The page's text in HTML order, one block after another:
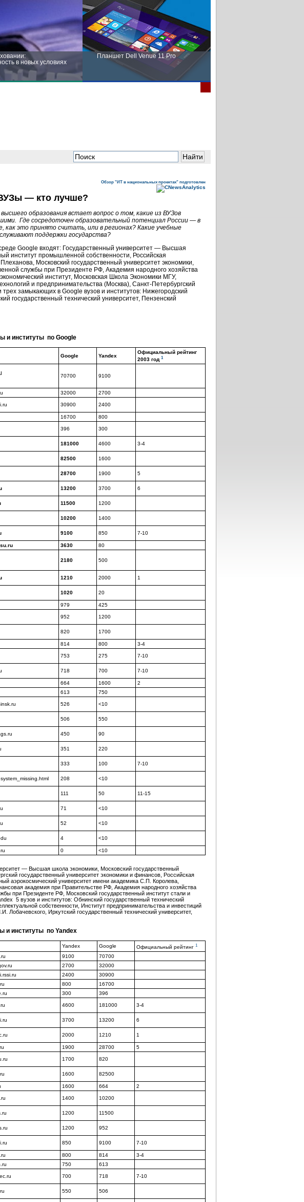
в новых условиях
Планшет Dell Venue 11 Pro
Обзор "ИТ в национальных проектах" подготовлен
— кто лучше?
образования встает вопрос о том, какие из ВУЗов
Где сосредоточен образовательный потенциал России — в
как это принято считать, или в регионах? Какие учебные
поддержки государства?
Google входят: Государственный университет — Высшая
институт промышленной собственности, Российская
Московский государственный университет экономики,
службы при Президенте РФ, Академия народного хозяйства
институт, Московская Школа Экономики МГУ,
и предпринимательства (Москва), Санкт-Петербургский
замыкающих в Google вузов и институтов: Нижегородский
государственный технический университет, Пензенский
и институты по Google
Google Yandex
Официальный рейтинг
2003 год 1
70700 9100
32000
2700
30900 2400
16700
800
396 300
181000 4600 3-4
82500 1600
28700 1900 5
13200 3700 6
11500 1200
10200 1400
9100 850 7-10
3630 80
2180 500
1210 2000 1
1020 20
979 425
952 1200
820 1700
814 800 3-4
753 275 7-10
718 700 7-10
664 1600
2
613 750
526 <10
506 550
450 90
351 220
333 100 7-10
208 <10
111 50 11-15
71 <10
52 <10
4 <10
0 <10
— Высшая школа экономики, Московский государственный
государственный университет экономики и финансов, Российская
аэрокосмический университет имени академика С.П. Королева,
академия при Правительстве РФ, Академия народного хозяйства
при Президенте РФ, Московский государственный институт стали и
5 вузов и институтов: Обнинский государственный технический
собственности, Институт предпринимательства и инвестиций
Иркутский государственный технический университет,
и институты по Yandex
Yandex Google Официальный рейтинг 1
9100
70700
2700
32000
2400
30900
800
16700
300 396
4600 181000 3-4
3700 13200 6
2000 1210 1
1900 28700 5
1700 820
1600 82500
1600 664 2
1400 10200
1200 11500
1200 952
850 9100 7-10
800 814
3-4
750 613
700 718 7-10
550 506